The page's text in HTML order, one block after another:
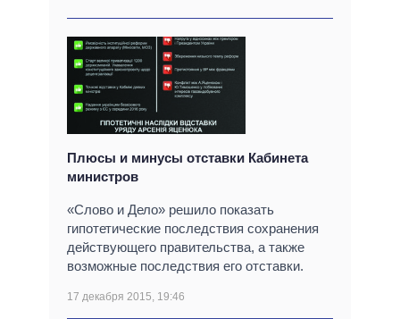
Плюсы и минусы отставки Кабинета
министров
«Слово и Дело» решило показать
гипотетические последствия сохранения
действующего правительства, а также
возможные последствия его отставки.
17 декабря 2015, 19:46